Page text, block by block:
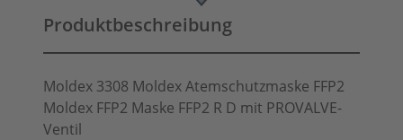
Produktbeschreibung
Moldex 3308 Moldex Atemschutzmaske FFP2
Moldex FFP2 Maske FFP2 R D mit PROVALVE-
Ventil